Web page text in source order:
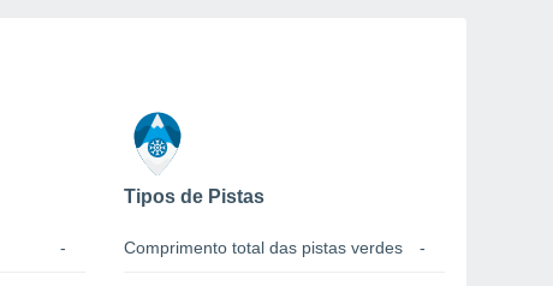
-
Tipos de Pistas
Comprimento total das pistas verdes -